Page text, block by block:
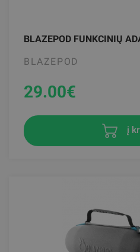
BLAZEPOD FUNKCINIŲ
BLAZEPOD
29.00€
į